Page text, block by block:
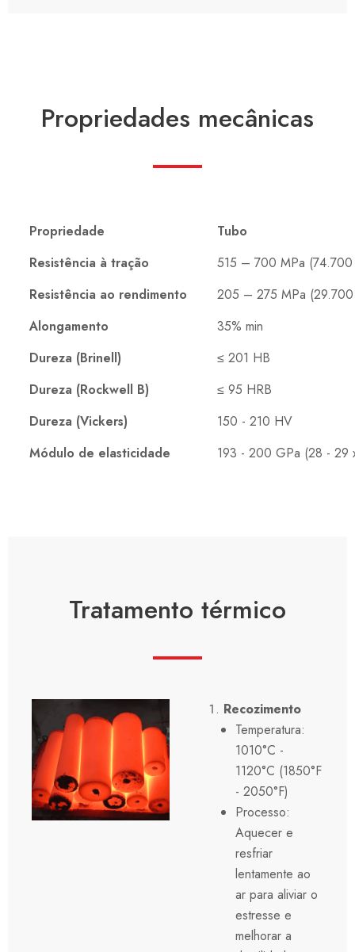
Propriedades mecânicas
Propriedade
Tubo
Resistência à tração
515 – 700 MPa
Resistência ao rendimento
205 – 275 MPa
Alongamento
35% min
Dureza (Brinell)
≤ 201 HB
Dureza (Rockwell B)
≤ 95 HRB
Dureza (Vickers)
150 - 210 HV
Módulo de elasticidade
193 - 200 GPa (28 - 29
Tratamento térmico
Recozimento
Temperatura:
1010°C -
1120°C (1850°F
- 2050°F)
Processo:
Aquecer e
resfriar
lentamente ao
ar para aliviar o
estresse e
melhorar a